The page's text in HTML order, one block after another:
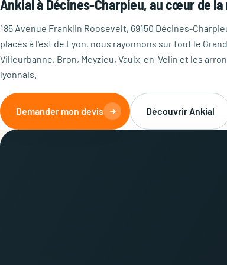
Ankial à Décines-Charpieu, au cœur de
185 Avenue Franklin Roosevelt, 69150 Décines-
placés à l'est de Lyon, nous rayonnons sur tout le
Villeurbanne, Bron, Meyzieu, Vaulx-en-Velin et les
lyonnais.
Demander mon devis Découvrir Ankial